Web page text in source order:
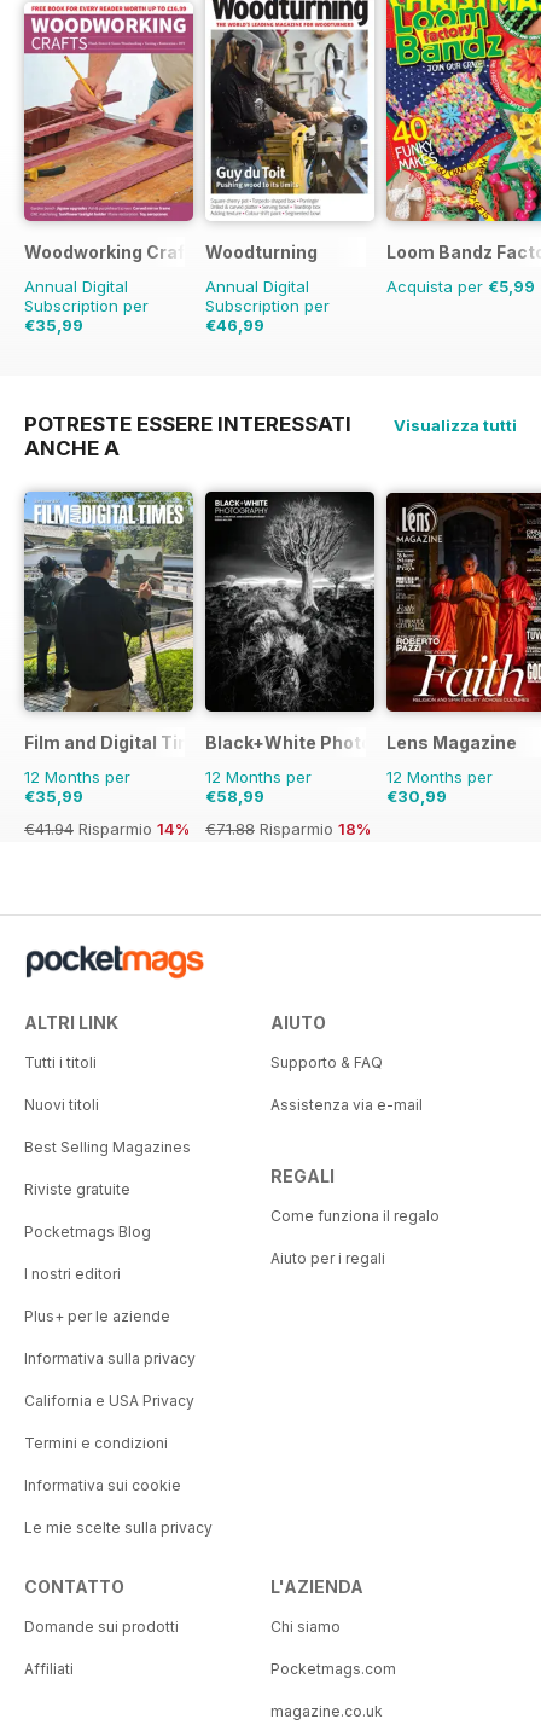
Woodworking Crafts Magazine
Annual Digital
Subscription per
€35,99
Woodturning
Annual Digital
Subscription per
€46,99
Loom Bandz
Acquista per €5,99
POTRESTE ESSERE INTERESSATI
ANCHE A
Visualizza tutti
Film and Digital Times
12 Months per
€35,99
€41.94 Risparmio 14%
Black+White Photography
12 Months per
€58,99
€71.88 Risparmio 18%
Lens Magazine
12 Months per
€30,99
ALTRI LINK
Tutti i titoli
Nuovi titoli
Best Selling Magazines
Riviste gratuite
Pocketmags Blog
I nostri editori
Plus+ per le aziende
Informativa sulla privacy
California e USA Privacy
Termini e condizioni
Informativa sui cookie
Le mie scelte sulla privacy
AIUTO
Supporto & FAQ
Assistenza via e-mail
REGALI
Come funziona il regalo
Aiuto per i regali
CONTATTO
Domande sui prodotti
Affiliati
L'AZIENDA
Chi siamo
Pocketmags.com
magazine.co.uk